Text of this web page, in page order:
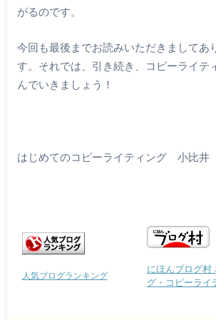
がるのです。
今回も最後までお読みいただきましてあ
す。それでは、引き続き、コピーライテ
んでいきましょう！
はじめてのコピーライティング 小比
人気ブログランキング
にほんブログ村
グ・コピーライ